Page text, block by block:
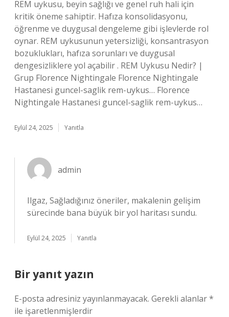
REM uykusu, beyin sağlığı ve genel ruh hali için
kritik öneme sahiptir. Hafıza konsolidasyonu,
öğrenme ve duygusal dengeleme gibi işlevlerde rol
oynar. REM uykusunun yetersizliği, konsantrasyon
bozuklukları, hafıza sorunları ve duygusal
dengesizliklere yol açabilir . REM Uykusu Nedir? |
Grup Florence Nightingale Florence Nightingale
Hastanesi guncel-saglik rem-uykus… Florence
Nightingale Hastanesi guncel-saglik rem-uykus…
Eylül 24, 2025 Yanıtla
admin
Ilgaz, Sağladığınız öneriler, makalenin gelişim
sürecinde bana büyük bir yol haritası sundu.
Eylül 24, 2025 Yanıtla
Bir yanıt yazın
E-posta adresiniz yayınlanmayacak. Gerekli alanlar*
ile işaretlenmişlerdir